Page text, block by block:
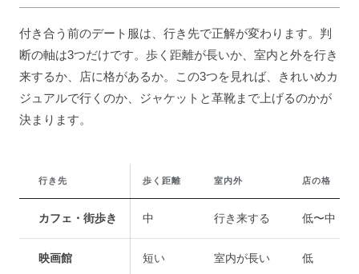
付き合う前のデート服は、行き先で正解が変わります。判
断の軸は3つだけです。歩く距離が長いか、室内と外を行き
来するか、店に格があるか。この3つを見れば、きれいめカ
ジュアルで行くのか、ジャケットと革靴まで上げるのかが
決まります。
行き先 歩く距離 室内外 店の格
カフェ・街歩き 中 行き来する 低〜中
映画館 短い 室内が長い 低